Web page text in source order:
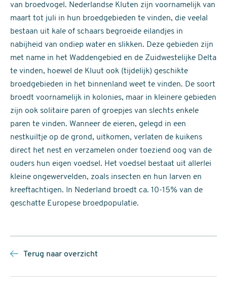
van broedvogel. Nederlandse Kluten zijn voornamelijk van
maart tot juli in hun broedgebieden te vinden, die veelal
bestaan uit kale of schaars begroeide eilandjes in
nabijheid van ondiep water en slikken. Deze gebieden zijn
met name in het Waddengebied en de Zuidwestelijke Delta
te vinden, hoewel de Kluut ook (tijdelijk) geschikte
broedgebieden in het binnenland weet te vinden. De soort
broedt voornamelijk in kolonies, maar in kleinere gebieden
zijn ook solitaire paren of groepjes van slechts enkele
paren te vinden. Wanneer de eieren, gelegd in een
nestkuiltje op de grond, uitkomen, verlaten de kuikens
direct het nest en verzamelen onder toeziend oog van de
ouders hun eigen voedsel. Het voedsel bestaat uit allerlei
kleine ongewervelden, zoals insecten en hun larven en
kreeftachtigen. In Nederland broedt ca. 10-15% van de
geschatte Europese broedpopulatie.
Terug naar overzicht